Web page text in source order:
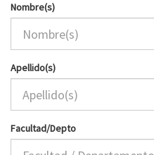
Nombre(s)
Apellido(s)
Facultad/Depto